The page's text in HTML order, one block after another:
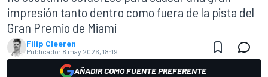
impresión tanto dentro como fuera de la pista del
Gran Premio de Miami
Filip Cleeren
Publicado: 8 may 2026, 18:19
AÑADIR COMO FUENTE PREFERENTE